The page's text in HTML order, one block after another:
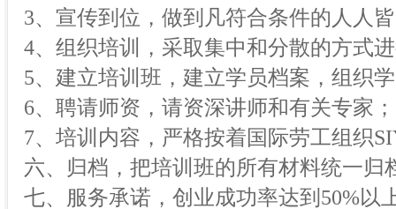
3、宣传到位，做到凡符合条件的人人
4、组织培训，采取集中和分散的方式
5、建立培训班，建立学员档案，组织
6、聘请师资，请资深讲师和有关专家；
7、培训内容，严格按着国际劳工组织
六、归档，把培训班的所有材料统一归
七、服务承诺，创业成功率达到50%以